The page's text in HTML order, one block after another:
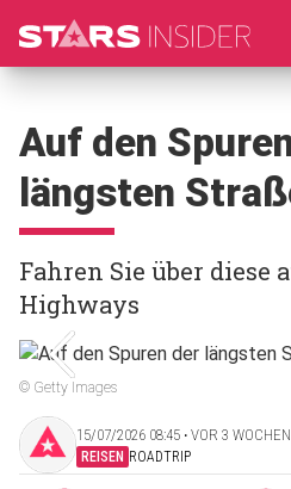
Auf den
längsten
Fahren Sie über diese
Highways
© Getty Images
15/07/2026 08:45 ‧ VOR 3
REISEN ROADTRIP